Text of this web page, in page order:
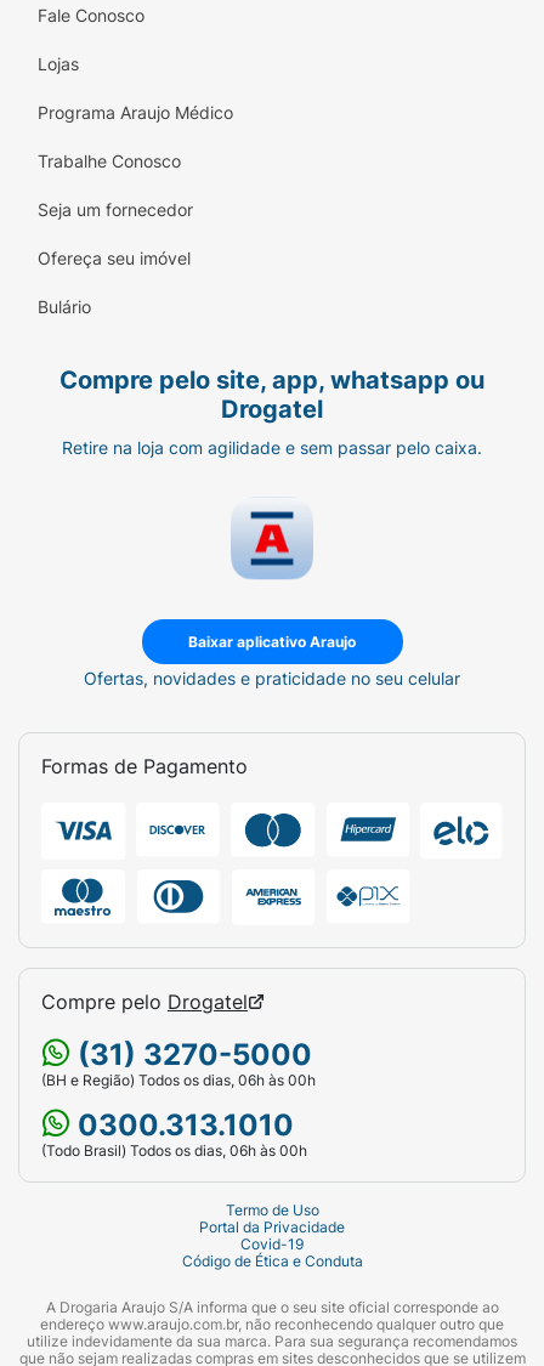
Fale Conosco
Lojas
Programa Araujo Médico
Trabalhe Conosco
Seja um fornecedor
Ofereça seu imóvel
Bulário
Compre pelo site, app, whatsapp ou
Drogatel
Retire na loja com agilidade e sem passar pelo caixa.
Baixar aplicativo Araujo
Ofertas, novidades e praticidade no seu celular
Formas de Pagamento
Compre pelo Drogatel
(31) 3270-5000
(BH e Região) Todos os dias, 06h às 00h
0300.313.1010
(Todo Brasil) Todos os dias, 06h às 00h
Termo de Uso
Portal da Privacidade
Covid-19
Código de Ética e Conduta
A Drogaria Araujo S/A informa que o seu site oficial corresponde ao
endereço www.araujo.com.br, não reconhecendo qualquer outro que
utilize indevidamente da sua marca. Para sua segurança recomendamos
que não sejam realizadas compras em sites desconhecidos que se utilizem